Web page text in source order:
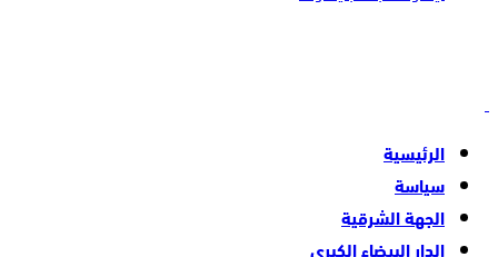
الرئيسية
سياسة
الجهة الشرقية
الدار البيضاء الكبرى